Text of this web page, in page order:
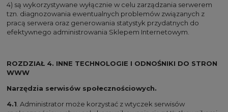
4) są wykorzystywane wyłącznie w celu zarządzania serwerem
tzn. diagnozowania ewentualnych problemów związanych z
pracą serwera oraz generowania statystyk przydatnych do
efektywnego administrowania Sklepem Internetowym.
ROZDZIAŁ 4. INNE TECHNOLOGIE I ODNOŚNIKI DO STRON
WWW
Narzędzia serwisów społecznościowych.
4.1 . Administrator może korzystać z wtyczek serwisów